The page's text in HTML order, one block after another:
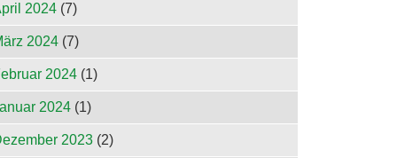
2024 (7)
2024 (7)
2024 (1)
2024 (1)
2023 (2)